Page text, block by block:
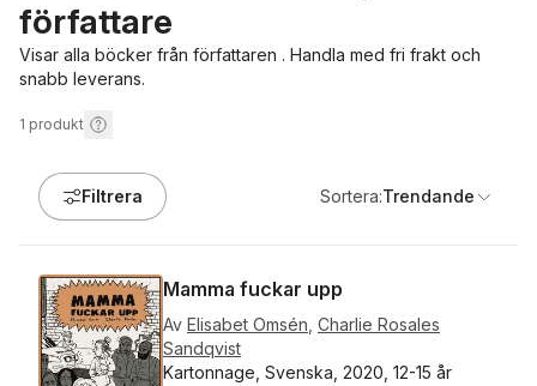
författare
Visar alla böcker från författaren . Handla med fri frakt och
snabb leverans.
1 produkt
Filtrera Sortera:Trendande
Mamma fuckar upp
Av Elisabet Omsén Charlie Rosales
Sandqvist
Kartonnage, Svenska, 2020, 12-15 år